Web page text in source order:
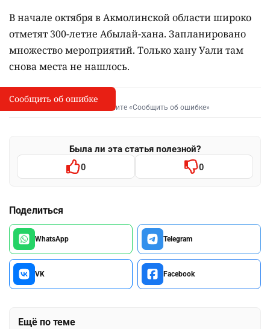
В начале октября в Акмолинской области широко
отметят 300-летие Абылай-хана. Запланировано
множество мероприятий. Только хану Уали там
снова места не нашлось.
I
Сообщить об опечатке
Выделите фрагмент и нажмите «Сообщить об ошибке»
Была ли эта статья полезной?
0 0
Поделиться
WhatsApp Telegram
VK Facebook
Ещё по теме
Сообщить об ошибке